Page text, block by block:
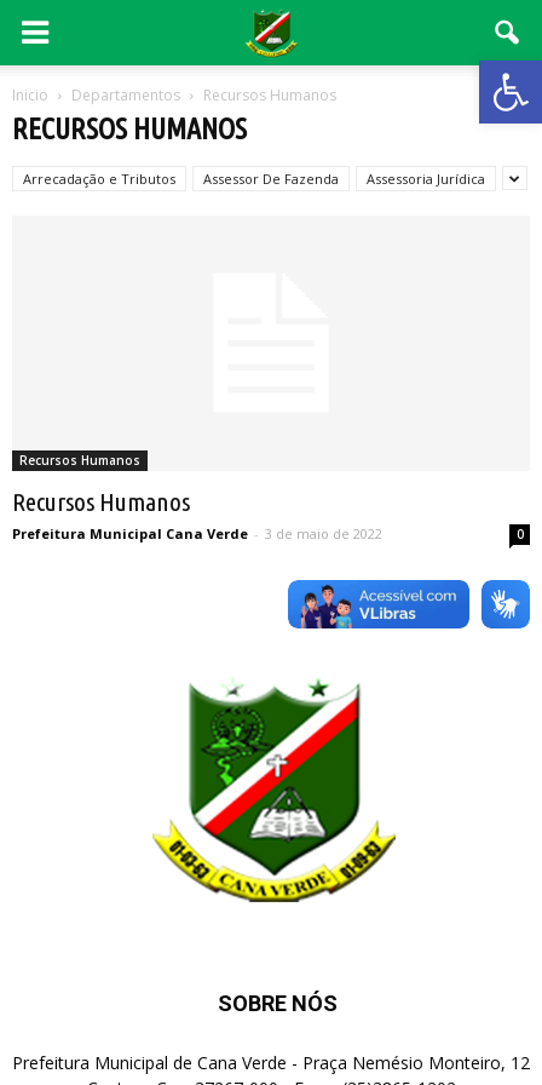
Abrir
Inicio Departamentos Recursos Humanos
RECURSOS HUMANOS
Arrecadação e Tributos Assessor De Fazenda Assessoria Jurídica
Recursos Humanos
Recursos Humanos
Prefeitura Municipal Cana Verde - 3 de maio de 2022 0
SOBRE NÓS
Prefeitura Municipal de Cana Verde - Praça Nemésio Monteiro, 12